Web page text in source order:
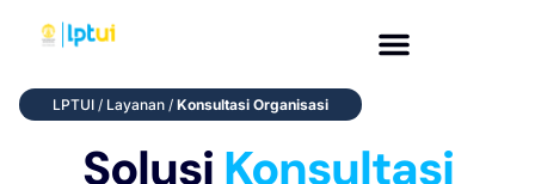
LPTUI / Layanan / Konsultasi Organisasi
Solusi Konsultasi